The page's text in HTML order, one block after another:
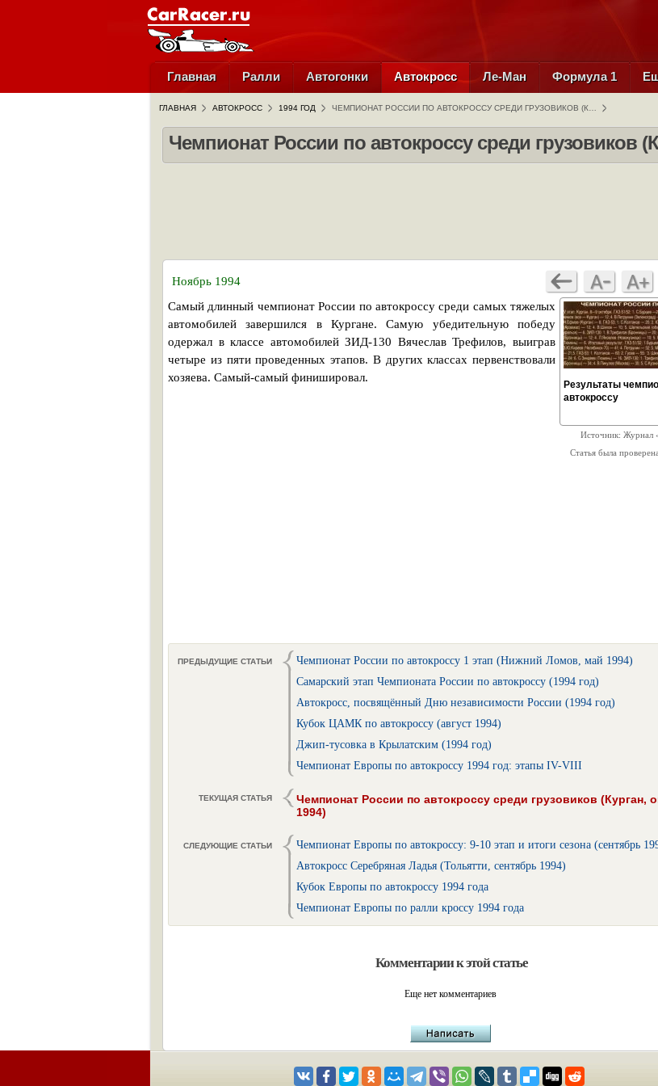
Главная Ралли Автогонки Автокросс Ле-Ман Формула 1
ГЛАВНАЯ АВТОКРОСС 1994 ГОД ЧЕМПИОНАТ РОССИИ ПО АВТОКРОССУ СРЕДИ ГРУЗОВИКОВ (К…
Чемпионат России по автокроссу среди грузовиков
Ноябрь 1994
Результаты
автокроссу
Самый длинный чемпионат России по автокроссу среди самых тяжелых
автомобилей завершился в Кургане. Самую убедительную победу
одержал в классе автомобилей ЗИД-130 Вячеслав Трефилов, выиграв
четыре из пяти проведенных этапов. В других классах первенствовали
хозяева. Самый-самый финишировал.
Источник:
Статья была
ПРЕДЫДУЩИЕ СТАТЬИ
Чемпионат России по автокроссу 1 этап (Нижний Ломов, май 1994)
Самарский этап Чемпионата России по автокроссу (1994 год)
Автокросс, посвящённый Дню независимости России (1994 год)
Кубок ЦАМК по автокроссу (август 1994)
Джип-тусовка в Крылатским (1994 год)
Чемпионат Европы по автокроссу 1994 год: этапы IV-VIII
ТЕКУЩАЯ СТАТЬЯ
Чемпионат России по автокроссу среди грузовиков (Курган,
1994)
СЛЕДУЮЩИЕ СТАТЬИ
Чемпионат Европы по автокроссу: 9-10 этап и итоги сезона (сентябрь
Автокросс Серебряная Ладья (Тольятти, сентябрь 1994)
Кубок Европы по автокроссу 1994 года
Чемпионат Европы по ралли кроссу 1994 года
Комментарии к этой статье
Еще нет комментариев